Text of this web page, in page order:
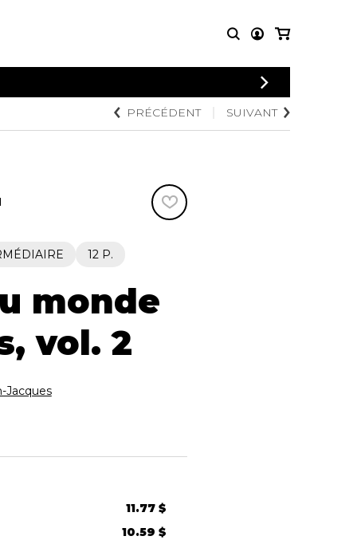
CONNEXION
PARTITIONS
POUR
Quatuor de saxophones
AUTRES
PRODUITS
Disques compacts et
DVDs
PRÉCÉDENT SUIVANT
12 P.
monde
vol. 2
Jacques
11.77 $
10.59 $